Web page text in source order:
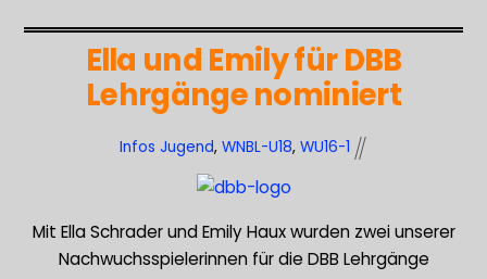
Ella und Emily für DBB
Lehrgänge nominiert
Infos Jugend, WNBL-U18, WU16-1
Mit Ella Schrader und Emily Haux wurden zwei unserer
Nachwuchsspielerinnen für die DBB Lehrgänge